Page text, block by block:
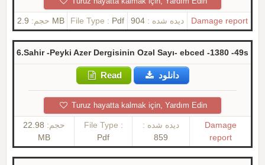
حجم: 2.9 MB File Type : Pdf دیده شده : 904 Damage report
6.Sahir -Peyki Azer Dergisinin Ozəl Sayı- ebced -1380 -49s
Read دانلود
Turuz hayatta kalmak için, Yardım Edin
حجم: 22.98
MB
File Type :
Pdf
دیده شده :
859
Damage
report